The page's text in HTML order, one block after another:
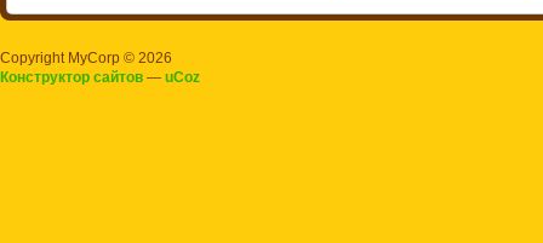
Copyright MyCorp © 2026
Конструктор сайтов — uCoz